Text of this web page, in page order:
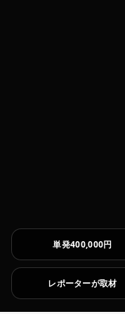
単発400,000円
レポーターが取材